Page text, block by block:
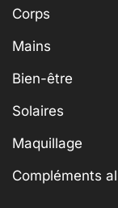
Corps
Mains
Bien-être
Solaires
Maquillage
Compléments